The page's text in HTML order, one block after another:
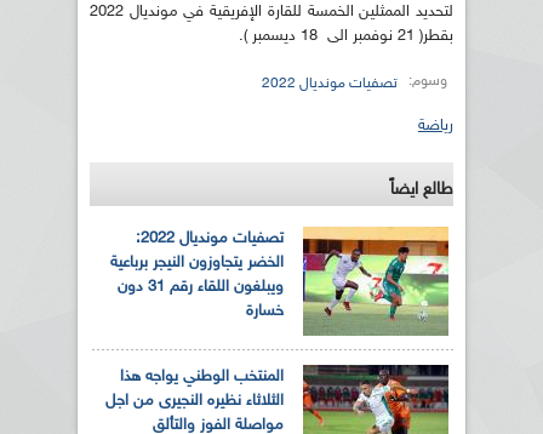
لتحديد الممثلين الخمسة للقارة الإفريقية في مونديال 2022
بقطر( 21 نوفمبر الى 18 ديسمبر ).
وسوم: تصفيات مونديال 2022
رياضة
طالع ايضاً
تصفيات مونديال 2022:
الخضر يتجاوزون النيجر برباعية
ويبلغون اللقاء رقم 31 دون
خسارة
المنتخب الوطني يواجه هذا
الثلاثاء نظيره النجيرى من اجل
مواصلة الفوز والتألق